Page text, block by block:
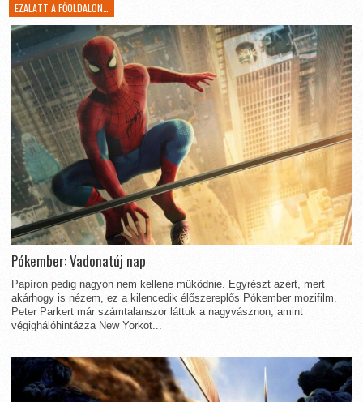
EZALATT A FŐOLDALON…
Pókember: Vadonatúj nap
Papíron pedig nagyon nem kellene működnie. Egyrészt azért, mert
akárhogy is nézem, ez a kilencedik élőszereplős Pókember mozifilm.
Peter Parkert már számtalanszor láttuk a nagyvásznon, amint
végighálóhintázza New Yorkot...